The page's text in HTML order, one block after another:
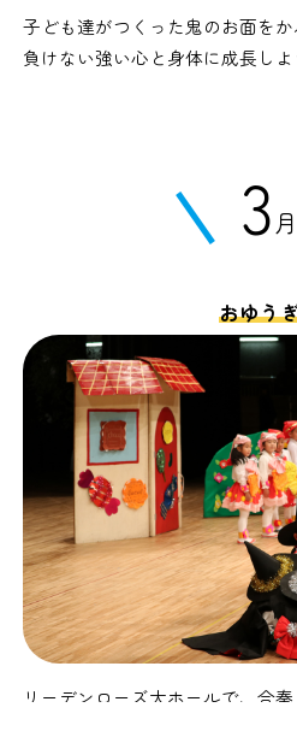
子ども達がつくった鬼のお面を
負けない強い心と身体に成長しよ
3月
おゆう
リーデンローズ大ホールで、合